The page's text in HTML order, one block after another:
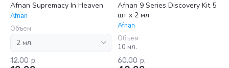
Afnan Supremacy In Heaven
Afnan
Объем
12.00 р.
Afnan 9 Series Discovery Kit 5
шт x 2 мл
Afnan
Объем
10 мл.
60.00 р.